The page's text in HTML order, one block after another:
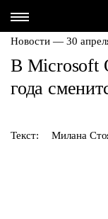
Новости — 30
В Microsoft
года
Текст: Милана